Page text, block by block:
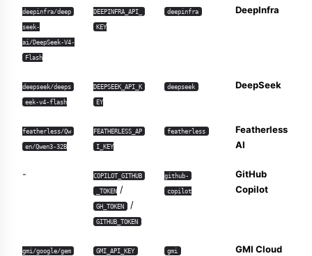
DeepInfra
deepinfra
DEEPINFRA_API_
KEY
deepinfra/deep
seek-
ai/DeepSeek-V4-
Flash
DeepSeek
deepseek
DEEPSEEK_API_K
EY
deepseek/deeps
eek-v4-flash
Featherless
AI
featherless
FEATHERLESS_AP
I_KEY
featherless/Qw
en/Qwen3-32B
GitHub
Copilot
github-
copilot
COPILOT_GITHUB
_TOKEN /
GH_TOKEN /
GITHUB_TOKEN
-
GMI Cloud
gmi
GMI_API_KEY
gmi/google/gem